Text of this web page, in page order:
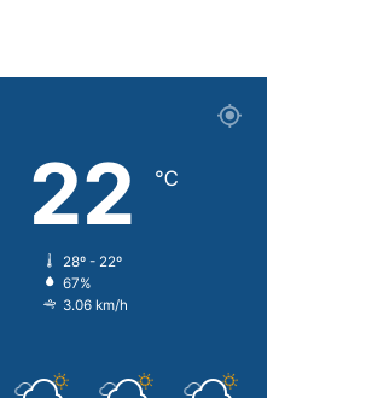
22 ℃
28º - 22º
67%
3.06 km/h